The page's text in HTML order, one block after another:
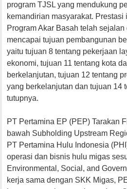
program TJSL yang mendukung
kemandirian masyarakat.
Program Akar Basah telah
mencapai tujuan pembangunan
yaitu tujuan 8 tentang pekerjaan
ekonomi, tujuan 11 tentang kota
berkelanjutan, tujuan 12 tentang
yang berkelanjutan dan tujuan 14
tutupnya.
PT Pertamina EP (PEP) Tarakan
bawah Subholding Upstream
PT Pertamina Hulu Indonesia
operasi dan bisnis hulu migas
Environmental, Social, and
kerja sama dengan SKK Migas,